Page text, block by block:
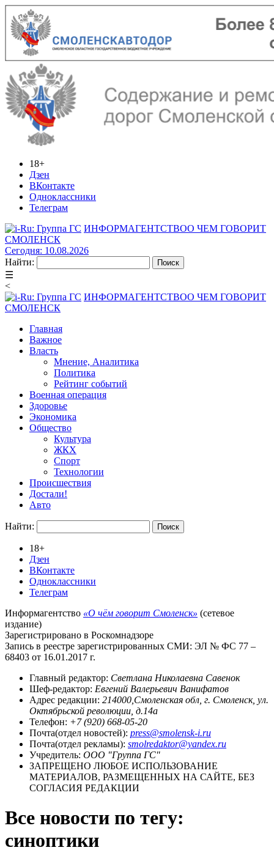
18+
Дзен
ВКонтакте
Одноклассники
Телеграм
ИНФОРМАГЕНТСТВОО ЧЕМ ГОВОРИТ
СМОЛЕНСК
Сегодня: 10.08.2026
Найти:
☰
<
ИНФОРМАГЕНТСТВОО ЧЕМ ГОВОРИТ
СМОЛЕНСК
Главная
Важное
Власть
Мнение, Аналитика
Политика
Рейтинг событий
Военная операция
Здоровье
Экономика
Общество
Культура
ЖКХ
Спорт
Технологии
Происшествия
Достали!
Авто
Найти:
18+
Дзен
ВКонтакте
Одноклассники
Телеграм
Информагентство «О чём говорит Смоленск» (сетевое
издание)
Зарегистрировано в Роскомнадзоре
Запись в реестре зарегистрированных СМИ: ЭЛ № ФС 77 –
68403 от 16.01.2017 г.
Главный редактор: Светлана Николаевна Савенок
Шеф-редактор: Евгений Валерьевич Ванифатов
Адрес редакции: 214000,Смоленская обл, г. Смоленск, ул.
Октябрьской революции, д.14а
Телефон: +7 (920) 668-05-20
Почта(отдел новостей): press@smolensk-i.ru
Почта(отдел рекламы): smolredaktor@yandex.ru
Учредитель: ООО "Группа ГС"
ЗАПРЕЩЕНО ЛЮБОЕ ИСПОЛЬЗОВАНИЕ
МАТЕРИАЛОВ, РАЗМЕЩЕННЫХ НА САЙТЕ, БЕЗ
СОГЛАСИЯ РЕДАКЦИИ
Все новости по тегу:
синоптики